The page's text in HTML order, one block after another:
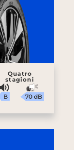
Quatro
stagioni
B 70 dB